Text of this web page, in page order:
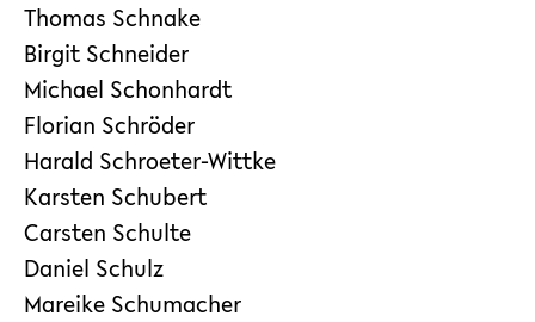
Thomas Schnake
Birgit Schneider
Michael Schonhardt
Florian Schröder
Harald Schroeter-Wittke
Karsten Schubert
Carsten Schulte
Daniel Schulz
Mareike Schumacher